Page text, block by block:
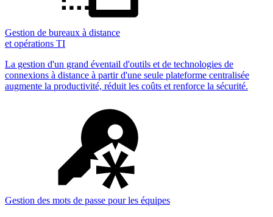
Gestion de bureaux à distance
et opérations TI
La gestion d'un grand éventail d'outils et de technologies de
connexions à distance à partir d'une seule plateforme centralisée
augmente la productivité, réduit les coûts et renforce la sécurité.
Gestion des mots de passe pour les équipes